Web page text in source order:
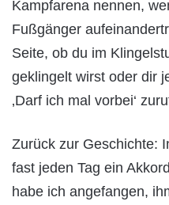
Kampfarena nennen,
Fußgänger
Seite, ob du im
geklingelt wirst oder dir
‚Darf ich mal vorbei‘
Zurück zur Geschichte:
fast jeden Tag ein
habe ich angefangen,